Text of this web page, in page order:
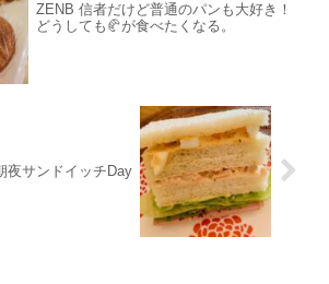
ZENB 信者だけど普通のパンも大好き！
どうしても🥐が食べたくなる。
夜サンドイッチDay